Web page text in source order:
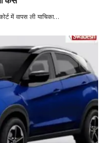
में वापस ली याचिका…